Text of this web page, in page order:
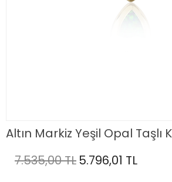
Altın Markiz Yeşil Opal Taşlı
7.535,00 TL5.796,01 TL